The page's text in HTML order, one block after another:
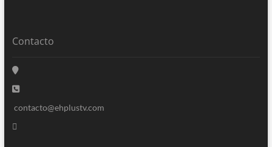
Contacto
contacto@ehplustv.com